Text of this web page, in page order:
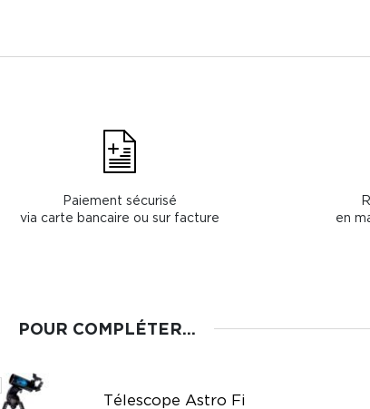
Paiement sécurisé
via carte bancaire ou sur facture
en
POUR COMPLÉTER...
Télescope Astro Fi